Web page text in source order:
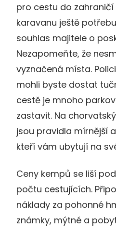
pro cestu do
karavanu ještě
souhlas majitele o
Nezapomeňte, že
vyznačená místa.
mohli byste dostat
cestě je mnoho
zastavit. Na
jsou pravidla mírnější
kteří vám ubytují na
Ceny kempů se liší
počtu cestujících.
náklady za pohonné
známky, mýtné a